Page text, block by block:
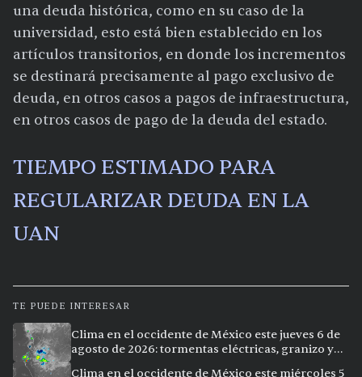
una deuda histórica, como en su caso de la
universidad, esto está bien establecido en los
artículos transitorios, en donde los incrementos
se destinará precisamente al pago exclusivo de
deuda, en otros casos a pagos de infraestructura,
en otros casos de pago de la deuda del estado.
TIEMPO ESTIMADO PARA
REGULARIZAR DEUDA EN LA
UAN
TE PUEDE INTERESAR
Clima en el occidente de México este jueves 6 de
agosto de 2026: tormentas eléctricas, granizo y
Clima en el occidente de México este miércoles 5